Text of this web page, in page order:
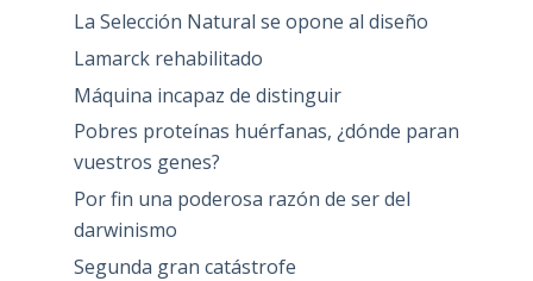
La Selección Natural se opone al diseño
Lamarck rehabilitado
Máquina incapaz de distinguir
Pobres proteínas huérfanas, ¿dónde paran
vuestros genes?
Por fin una poderosa razón de ser del
darwinismo
Segunda gran catástrofe